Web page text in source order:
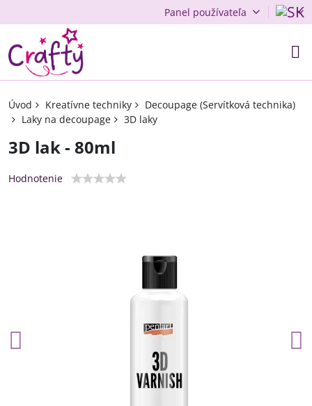
Panel používateľa
Úvod Kreatívne techniky
Decoupage (Servítková technika)
Laky na decoupage
3D laky
3D lak - 80ml
Hodnotenie